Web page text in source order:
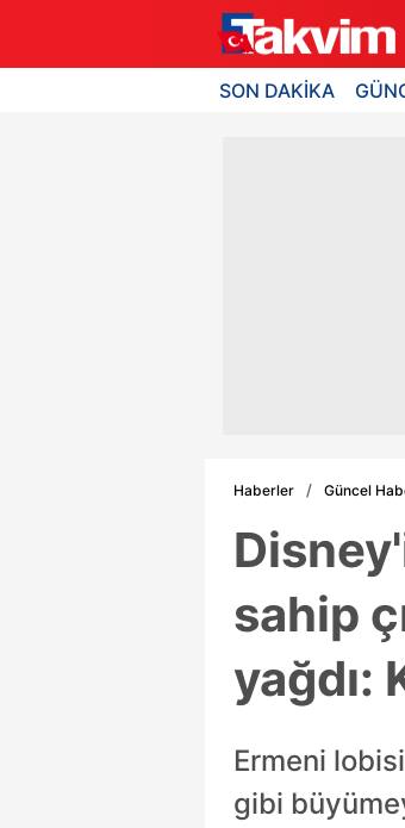
SON DAKİKA
Haberler Güncel
sahip
yağdı:
Ermeni
gibi